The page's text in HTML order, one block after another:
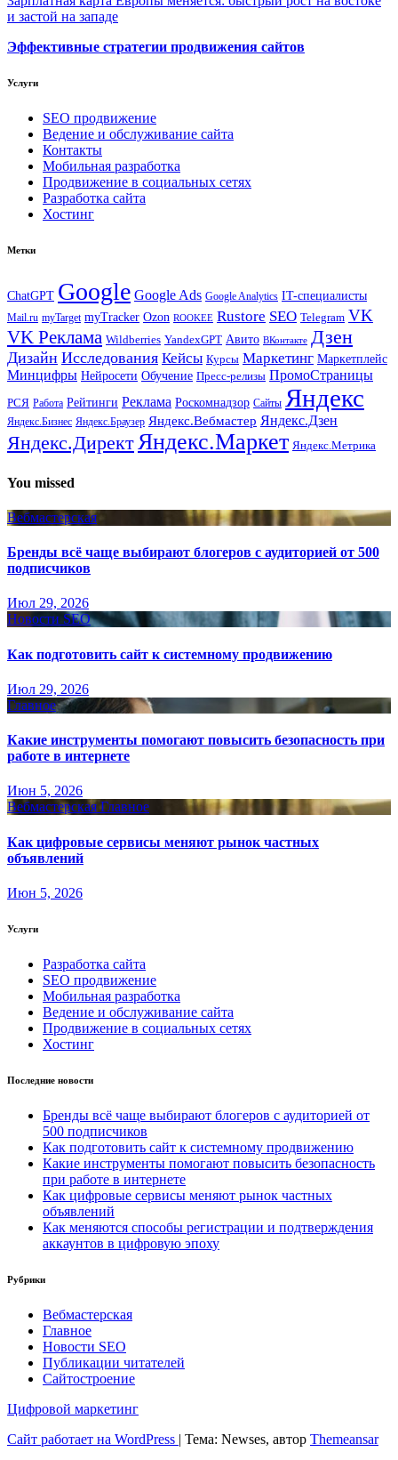
и застой на западе
Эффективные стратегии продвижения сайтов
Услуги
SEO продвижение
Ведение и обслуживание сайта
Контакты
Мобильная разработка
Продвижение в социальных сетях
Разработка сайта
Хостинг
Метки
ChatGPT Google Google Ads Google Analytics IT-специалисты
Mail.ru myTarget myTracker Ozon ROOKEE Rustore SEO Telegram VK
VK Реклама Wildberries YandexGPT Авито ВКонтакте Дзен
Дизайн Исследования Кейсы Курсы Маркетинг Маркетплейс
Минцифры Нейросети Обучение Пресс-релизы ПромоСтраницы
РСЯ Работа Рейтинги Реклама Роскомнадзор Сайты Яндекс
Яндекс.Бизнес Яндекс.Браузер Яндекс.Вебмастер Яндекс.Дзен
Яндекс.ДиректЯндекс.Маркет Яндекс.Метрика
You missed
Вебмастерская
Бренды всё чаще выбирают блогеров с аудиторией от 500
подписчиков
Июл 29, 2026
Новости SEO
Как подготовить сайт к системному продвижению
Июл 29, 2026
Главное
Какие инструменты помогают повысить безопасность при
работе в интернете
Июн 5, 2026
Вебмастерская Главное
Как цифровые сервисы меняют рынок частных
объявлений
Июн 5, 2026
Услуги
Разработка сайта
SEO продвижение
Мобильная разработка
Ведение и обслуживание сайта
Продвижение в социальных сетях
Хостинг
Последние новости
Бренды всё чаще выбирают блогеров с аудиторией от
500 подписчиков
Как подготовить сайт к системному продвижению
Какие инструменты помогают повысить безопасность
при работе в интернете
Как цифровые сервисы меняют рынок частных
объявлений
Как меняются способы регистрации и подтверждения
аккаунтов в цифровую эпоху
Рубрики
Вебмастерская
Главное
Новости SEO
Публикации читателей
Сайтостроение
Цифровой маркетинг
Сайт работает на WordPress | Тема: Newses, автор Themeansar